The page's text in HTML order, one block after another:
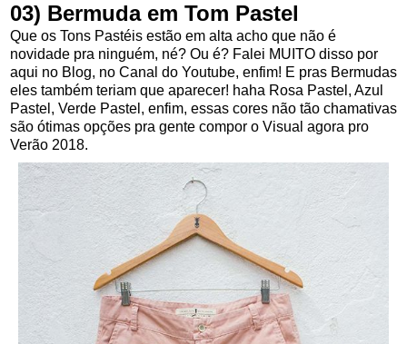
03) Bermuda em Tom Pastel
Que os Tons Pastéis estão em alta acho que não é
novidade pra ninguém, né? Ou é? Falei MUITO disso por
aqui no Blog, no Canal do Youtube, enfim! E pras Bermudas
eles também teriam que aparecer! haha Rosa Pastel, Azul
Pastel, Verde Pastel, enfim, essas cores não tão chamativas
são ótimas opções pra gente compor o Visual agora pro
Verão 2018.